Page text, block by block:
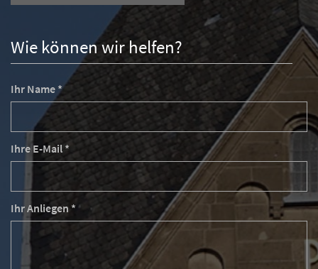
Wie können wir helfen?
Ihr Name *
Ihre E-Mail *
Ihr Anliegen *